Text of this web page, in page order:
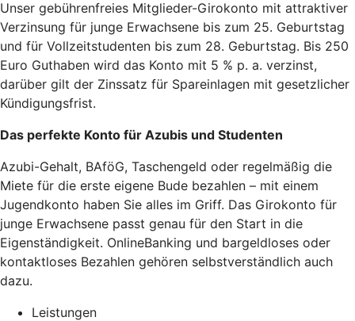
Unser gebührenfreies Mitglieder-Girokonto mit attraktiver
Verzinsung für junge Erwachsene bis zum 25. Geburtstag
und für Vollzeitstudenten bis zum 28. Geburtstag. Bis 250
Euro Guthaben wird das Konto mit 5 % p. a. verzinst,
darüber gilt der Zinssatz für Spareinlagen mit gesetzlicher
Kündigungsfrist.
Das perfekte Konto für Azubis und Studenten
Azubi-Gehalt, BAföG, Taschengeld oder regelmäßig die
Miete für die erste eigene Bude bezahlen – mit einem
Jugendkonto haben Sie alles im Griff. Das Girokonto für
junge Erwachsene passt genau für den Start in die
Eigenständigkeit. OnlineBanking und bargeldloses oder
kontaktloses Bezahlen gehören selbstverständlich auch
dazu.
Leistungen